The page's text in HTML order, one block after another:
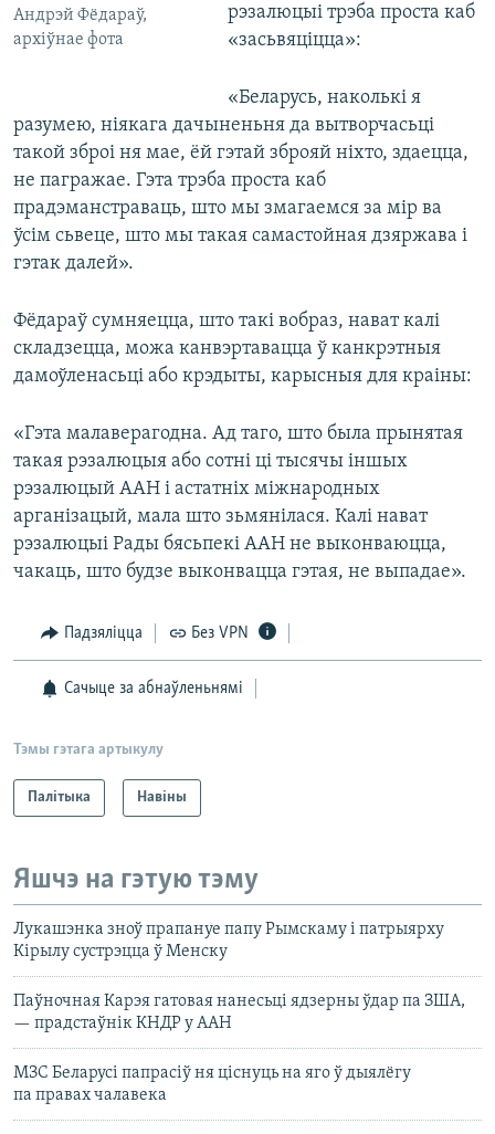
Андрэй Фёдараў,
архіўнае фота
рэзалюцыі трэба проста каб
«засьвяціцца»:
«Беларусь, наколькі я
разумею, ніякага дачыненьня да вытворчасьці
такой зброі ня мае, ёй гэтай зброяй ніхто, здаецца,
не пагражае. Гэта трэба проста каб
прадэманстраваць, што мы змагаемся за мір ва
ўсім сьвеце, што мы такая самастойная дзяржава і
гэтак далей».
Фёдараў сумняецца, што такі вобраз, нават калі
складзецца, можа канвэртавацца ў канкрэтныя
дамоўленасьці або крэдыты, карысныя для краіны:
«Гэта малаверагодна. Ад таго, што была прынятая
такая рэзалюцыя або сотні ці тысячы іншых
рэзалюцый ААН і астатніх міжнародных
арганізацый, мала што зьмянілася. Калі нават
рэзалюцыі Рады бясьпекі ААН не выконваюцца,
чакаць, што будзе выконвацца гэтая, не выпадае».
Падзяліцца Без VPN
Сачыце за абнаўленьнямі
Тэмы гэтага артыкулу
Палітыка Навіны
Яшчэ на гэтую тэму
Лукашэнка зноў прапануе папу Рымскаму і патрыярху
Кірылу сустрэцца ў Менску
Паўночная Карэя гатовая нанесьці ядзерны ўдар па ЗША,
— прадстаўнік КНДР у ААН
МЗС Беларусі папрасіў ня ціснуць на яго ў дыялёгу
па правах чалавека